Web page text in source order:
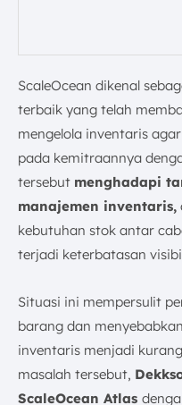
ScaleOcean dikenal
terbaik yang telah
mengelola inventaris
pada kemitraannya
tersebut menghadapi
manajemen inventaris,
kebutuhan stok antar
terjadi keterbatasan
Situasi ini mempersulit
barang dan
inventaris menjadi
masalah tersebut,
ScaleOcean Atlas